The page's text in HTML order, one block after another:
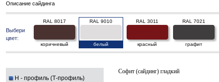
Описание сайдинга
Выбери
цвет:
RAL 8017
коричневый
RAL 9010
белый
RAL 3011
красный
RAL 7021
графит
H - профиль (Т-профиль)
Софит (сайдинг) гладкий